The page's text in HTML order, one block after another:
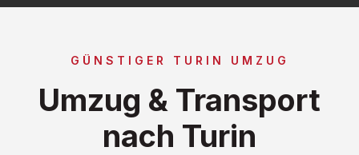
GÜNSTIGER TURIN UMZUG
Umzug & Transport
nach Turin